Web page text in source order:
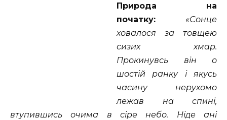
Природа на
початку:
«Сонце
ховалося за товщею
сизих хмар.
Прокинувсь він о
шостій ранку і якусь
часину нерухомо
лежав на спині,
втупившись очима в сіре небо. Ніде ані